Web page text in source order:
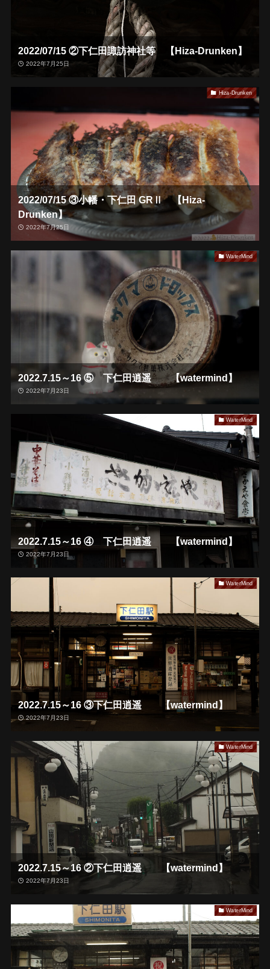
2022/07/15 ②下仁田諏訪神社等 【Hiza-Drunken】
2022年7月25日
Hiza-Drunken
2022/07/15 ③小幡・下仁田 GRⅡ 【Hiza-
Drunken】
2022年7月25日
WaterMind
2022.7.15～16 ⑤ 下仁田逍遥 【watermind】
2022年7月23日
WaterMind
2022.7.15～16 ④ 下仁田逍遥 【watermind】
2022年7月23日
WaterMind
2022.7.15～16 ③下仁田逍遥 【watermind】
2022年7月23日
WaterMind
2022.7.15～16 ②下仁田逍遥 【watermind】
2022年7月23日
WaterMind